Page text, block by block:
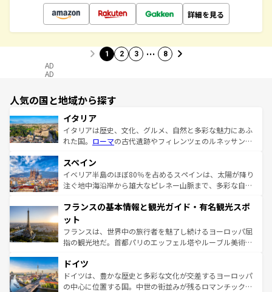
詳細を見る
1 2 3 … 8
AD
AD
人気の国と地域から探す
イタリア
イタリアは歴史、文化、グルメ、自然と多彩な魅力にあふ
れた国。 ローマの古代遺跡やフィレンツェのルネッサンス
ろん、トスカーナの美しい田園風景やアマルフィ海岸の絶
景など、自然景観も見逃せない。観光の合間には、本場の
ピザやパスタなど、絶品のイタリア料理を堪能することも
ませてくれるイタリアで、忘れられない旅をしてみよう！
なお、新着のイタリア情報は
しい。
スペイン
イベリア半島のほぼ80％を占めるスペインは、太陽が降り
注ぐ地中海沿岸から雄大なピレネー山脈まで、多彩な自然
文化が根付くこの国では、情熱的なフラメンコ、熱気あふ
れる闘牛、そして美味しいタパスが生活の一部となってい
る。首都マドリードの洗練された雰囲気や、バルセロナの
アートに溢れた街角から、地方では古代ローマ遺跡や中世
せる。地方によって風土や気候が異なるスペインはその個
性で訪れる人を魅了する。 なお、新着のスペイン情報は コ
ンテンツ一覧を参照してほしい。
フランスの基本情報と観光ガイド・有名観光スポ
ット
フランスは、世界中の旅行者を魅了し続けるヨーロッパ屈
指の観光地だ。首都パリのエッフェル塔やルーブル美術館
で、幅広い魅力が詰まっている。華麗な宮殿、歴史的な大
聖堂、美しいビーチ、そして豊かな自然が、訪れる者を心
から魅了する。また、フランスは美食の国としても知ら
ドイツ
ドイツは、豊かな歴史と多彩な文化が交差するヨーロッパ
の中心に位置する国。中世の街並みが残るロマンチック街